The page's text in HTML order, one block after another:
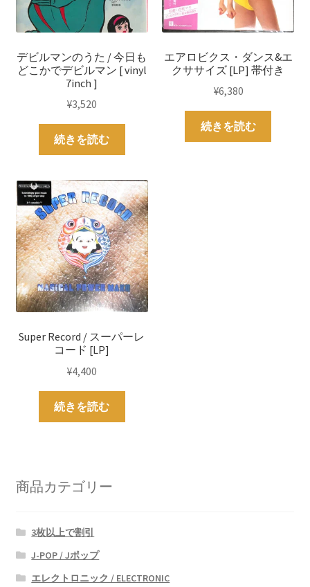
デビルマンのうた / 今日も
どこかでデビルマン [ vinyl
7inch ]
¥3,520
続きを読む
エアロビクス・ダンス&エ
クササイズ [LP] 帯付き
¥6,380
続きを読む
Super Record / スーパーレ
コード [LP]
¥4,400
続きを読む
商品カテゴリー
3枚以上で割引
J-POP / Jポップ
エレクトロニック / ELECTRONIC